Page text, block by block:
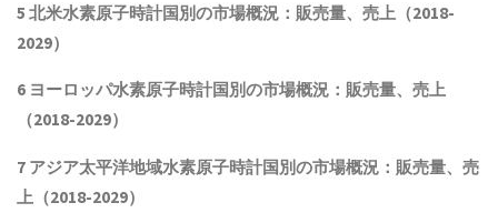
5 北米水素原子時計国別の市場概況：販売量、売上（2018-
2029）
6 ヨーロッパ水素原子時計国別の市場概況：販売量、売上
（2018-2029）
7 アジア太平洋地域水素原子時計国別の市場概況：販売量、売
上（2018-2029）